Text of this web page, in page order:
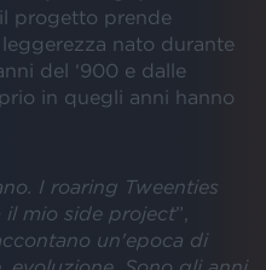
progetto prende
nato durante
del ‘900 e dalle
in quegli anni hanno
I roaring Tweenties
il mio side project”,
un'epoca di